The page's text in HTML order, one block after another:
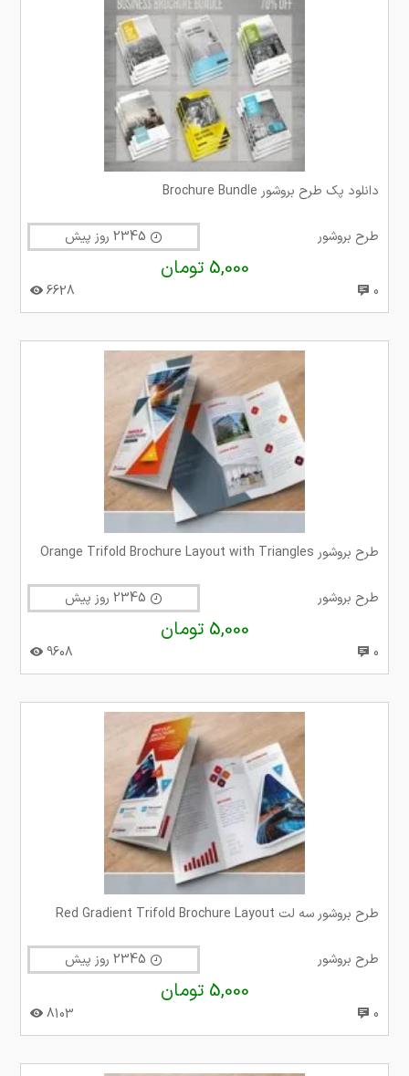
دانلود پک طرح بروشور Brochure Bundle
طرح بروشور
5,000 تومان
0
6628
طرح بروشور Orange Trifold Brochure Layout with Triangles
طرح بروشور
5,000 تومان
0
9608
طرح بروشور سه لت Red Gradient Trifold Brochure Layout
طرح بروشور
5,000 تومان
0
8103